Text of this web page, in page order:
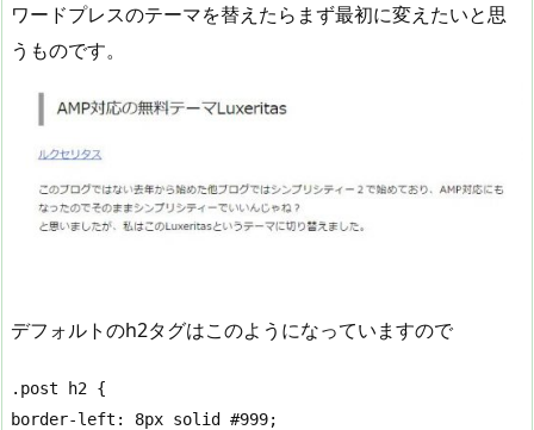
ワードプレスのテーマを替えたらまず最初に変えたいと思
うものです。
デフォルトのh2タグはこのようになっていますので
.post h2 {
border-left: 8px solid #999;